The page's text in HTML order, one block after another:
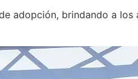
adopción, brindando a los